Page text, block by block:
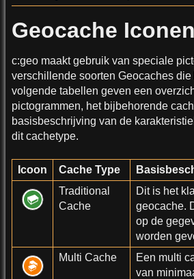
Geocache Iconen
c:geo maakt gebruik van speciale
verschillende soorten Geocaches
volgende tabellen geven een
pictogrammen, het bijbehorende
basisbeschrijving van de
dit cachetype.
Icoon Cache Type
Traditional
Cache
Dit is het
geocache.
op de
worden
Multi Cache
Een multi
van